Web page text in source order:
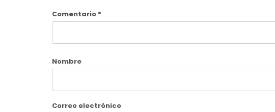
Comentario *
Nombre
Correo electrónico